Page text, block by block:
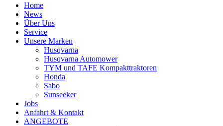
Home
News
Über Uns
Service
Unsere Marken
Husqvarna
Husqvarna Automower
TYM und TAFE Kompakttraktoren
Honda
Sabo
Sunseeker
Jobs
Anfahrt & Kontakt
ANGEBOTE